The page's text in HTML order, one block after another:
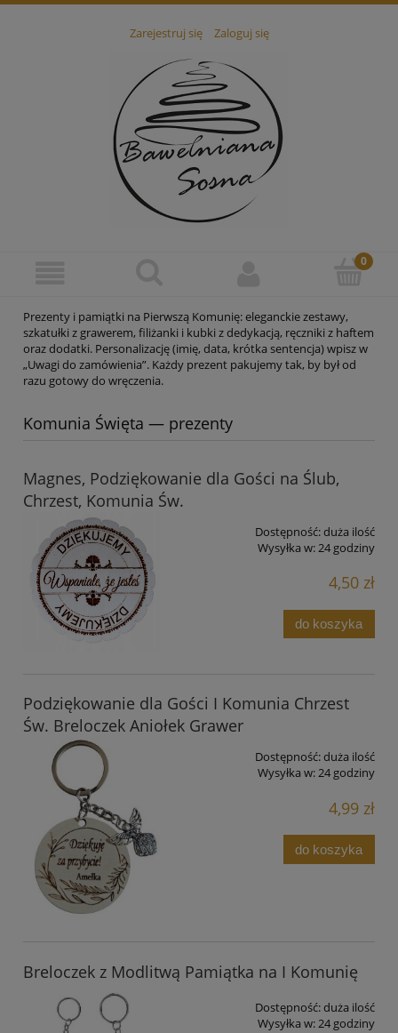
Zarejestruj się Zaloguj się
Prezenty i pamiątki na Pierwszą Komunię: eleganckie zestawy,
szkatułki z grawerem, filiżanki i kubki z dedykacją, ręczniki z haftem
oraz dodatki. Personalizację (imię, data, krótka sentencja) wpisz w
„Uwagi do zamówienia”. Każdy prezent pakujemy tak, by był od
razu gotowy do wręczenia.
Komunia Święta — prezenty
Magnes, Podziękowanie dla Gości na Ślub,
Chrzest, Komunia Św.
Dostępność:duża ilość
Wysyłka w:24 godziny
4,50 zł
do koszyka
Podziękowanie dla Gości I Komunia Chrzest
Św. Breloczek Aniołek Grawer
Dostępność:duża ilość
Wysyłka w:24 godziny
4,99 zł
do koszyka
Breloczek z Modlitwą Pamiątka na I Komunię
Dostępność:duża ilość
Wysyłka w:24 godziny